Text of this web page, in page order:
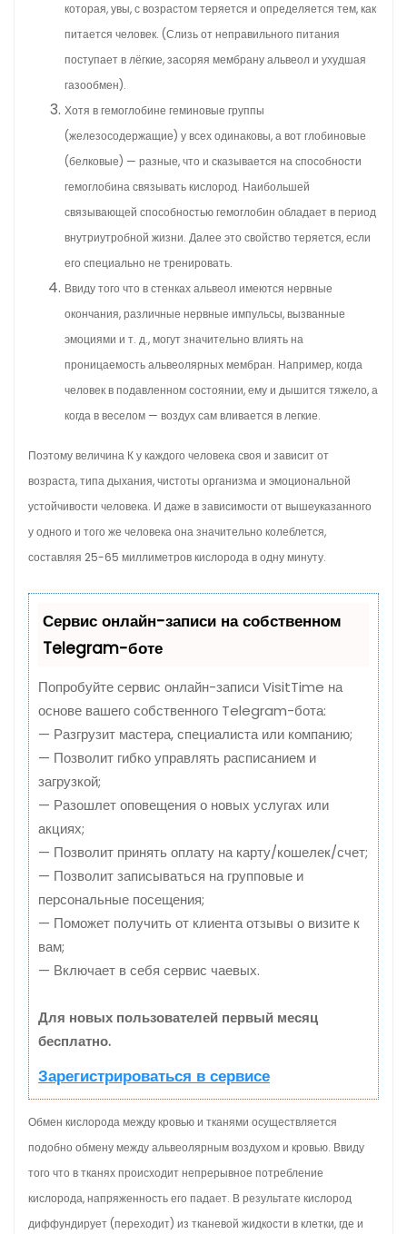
которая, увы, с возрастом теряется и определяется тем, как
питается человек. (Слизь от неправильного питания
поступает в лёгкие, засоряя мембрану альвеол и ухудшая
газообмен).
Хотя в гемоглобине геминовые группы
(железосодержащие) у всех одинаковы, а вот глобиновые
(белковые) — разные, что и сказывается на способности
гемоглобина связывать кислород. Наибольшей
связывающей способностью гемоглобин обладает в период
внутриутробной жизни. Далее это свойство теряется, если
его специально не тренировать.
Ввиду того что в стенках альвеол имеются нервные
окончания, различные нервные импульсы, вызванные
эмоциями и т. д., могут значительно влиять на
проницаемость альвеолярных мембран. Например, когда
человек в подавленном состоянии, ему и дышится тяжело, а
когда в веселом — воздух сам вливается в легкие.
Поэтому величина К у каждого человека своя и зависит от
возраста, типа дыхания, чистоты организма и эмоциональной
устойчивости человека. И даже в зависимости от вышеуказанного
у одного и того же человека она значительно колеблется,
составляя 25-65 миллиметров кислорода в одну минуту.
Сервис онлайн-записи на собственном
Telegram-боте
Попробуйте сервис онлайн-записи VisitTime на
основе вашего собственного Telegram-бота:
— Разгрузит мастера, специалиста или компанию;
— Позволит гибко управлять расписанием и
загрузкой;
— Разошлет оповещения о новых услугах или
акциях;
— Позволит принять оплату на карту/кошелек/счет;
— Позволит записываться на групповые и
персональные посещения;
— Поможет получить от клиента отзывы о визите к
вам;
— Включает в себя сервис чаевых.
Для новых пользователей первый месяц
бесплатно.
Зарегистрироваться в сервисе
Обмен кислорода между кровью и тканями осуществляется
подобно обмену между альвеолярным воздухом и кровью. Ввиду
того что в тканях происходит непрерывное потребление
кислорода, напряженность его падает. В результате кислород
диффундирует (переходит) из тканевой жидкости в клетки, где и